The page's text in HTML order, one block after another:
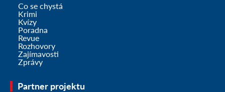
Co se chystá
Krimi
Kvízy
Poradna
Revue
Rozhovory
Zajímavosti
Zprávy
Partner projektu